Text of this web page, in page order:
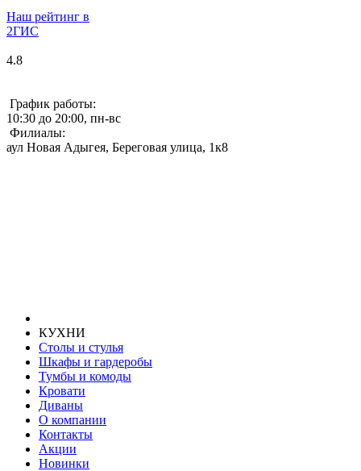
Наш рейтинг в
2ГИС
4.8
График работы:
10:30 до 20:00, пн-вс
Филиалы:
аул Новая Адыгея, Береговая улица, 1к8
КУХНИ
Столы и стулья
Шкафы и гардеробы
Тумбы и комоды
Кровати
Диваны
О компании
Контакты
Акции
Новинки